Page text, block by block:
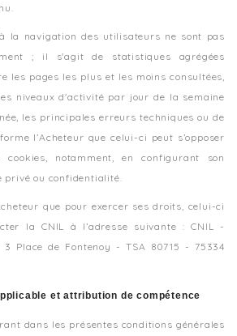
la navigation des utilisateurs ne sont pas
; il s'agit de statistiques agrégées
les pages les plus et les moins consultées,
niveaux d'activité par jour de la semaine
les principales erreurs techniques ou de
l’Acheteur que celui-ci peut s’opposer
notamment, en configurant son
privé ou confidentialité.
que pour exercer ses droits, celui-ci
la CNIL à l’adresse suivante : CNIL -
Place de Fontenoy - TSA 80715 - 75334
et attribution de compétence
dans les présentes conditions générales